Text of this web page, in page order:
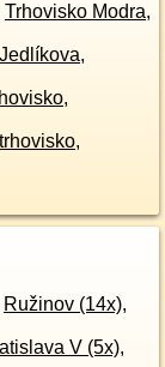
Trhovisko Modra,
,
,
trhovisko,
Ružinov (14x),
V (5x),